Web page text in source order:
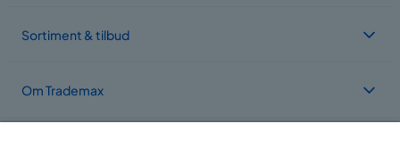
Sortiment & tilbud
Om Trademax